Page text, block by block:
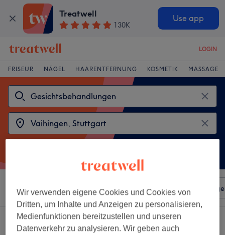
Treatwell
130K
Use app
LOGIN
FRISEUR NÄGEL HAARENTFERNUNG KOSMETIK MASSAGE
Sortieren nach Beliebiger Preis Salons
2 Salons die anbieten:
gesichtsbehandlungen in der Nähe von Vaihingen, Stuttgart
Wir verwenden eigene Cookies und Cookies von
Dritten, um Inhalte und Anzeigen zu personalisieren,
Medienfunktionen bereitzustellen und unseren
Datenverkehr zu analysieren. Wir geben auch